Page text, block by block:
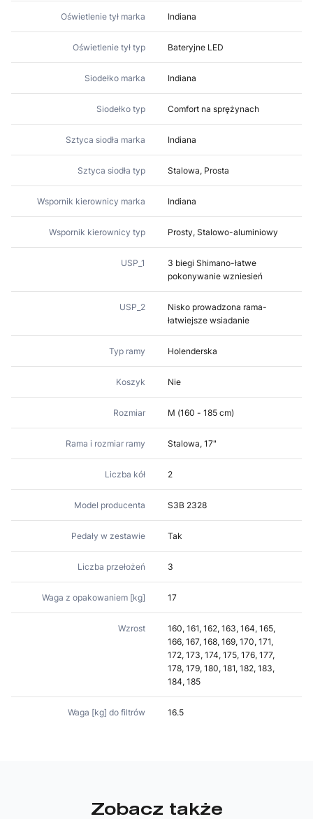
Oświetlenie tył marka Indiana
Oświetlenie tył typ Bateryjne LED
Siodełko marka Indiana
Siodełko typ Comfort na sprężynach
Sztyca siodła marka Indiana
Sztyca siodła typ Stalowa, Prosta
Wspornik kierownicy marka Indiana
Wspornik kierownicy typ Prosty, Stalowo-aluminiowy
USP_1
3 biegi Shimano-łatwe
pokonywanie wzniesień
USP_2
Nisko prowadzona rama-
łatwiejsze wsiadanie
Typ ramy Holenderska
Koszyk Nie
Rozmiar M (160 - 185 cm)
Rama i rozmiar ramy Stalowa, 17"
Liczba kół 2
Model producenta S3B 2328
Pedały w zestawie Tak
Liczba przełożeń 3
Waga z opakowaniem [kg] 17
Wzrost
160, 161, 162, 163, 164, 165,
166, 167, 168, 169, 170, 171,
172, 173, 174, 175, 176, 177,
178, 179, 180, 181, 182, 183,
184, 185
Waga [kg] do filtrów 16.5
Zobacz także